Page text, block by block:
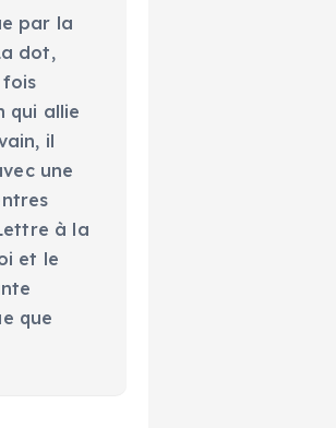
par la
dot,
fois
qui allie
il
une
à la
et le
que